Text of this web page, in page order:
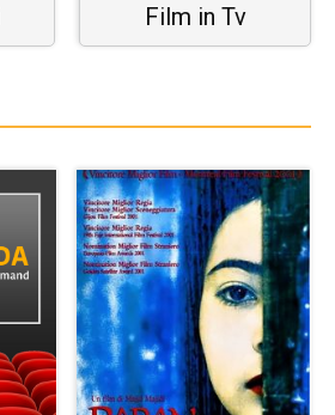
Film in Tv